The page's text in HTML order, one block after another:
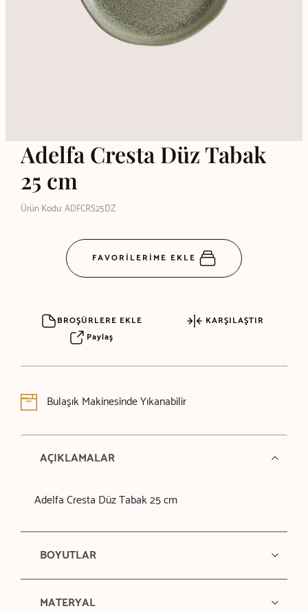
Adelfa Cresta Düz Tabak
25 cm
Ürün Kodu: ADFCRS25DZ
FAVORİLERİME EKLE
BROŞÜRLERE EKLE
KARŞILAŞTIR
Paylaş
Bulaşık Makinesinde Yıkanabilir
AÇIKLAMALAR
Adelfa Cresta Düz Tabak 25 cm
BOYUTLAR
MATERYAL